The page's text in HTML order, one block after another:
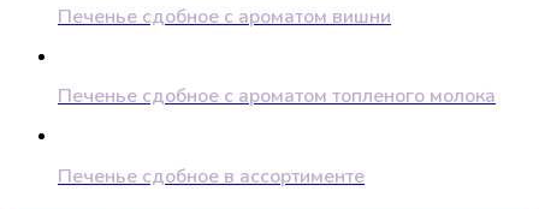
Печенье сдобное с ароматом вишни
Печенье сдобное с ароматом топленого молока
Печенье сдобное в ассортименте